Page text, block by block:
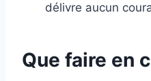
délivre aucun
Que faire en